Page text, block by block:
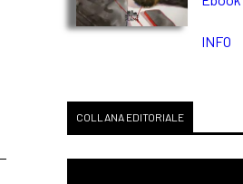
INFO
COLLANA EDITORIALE